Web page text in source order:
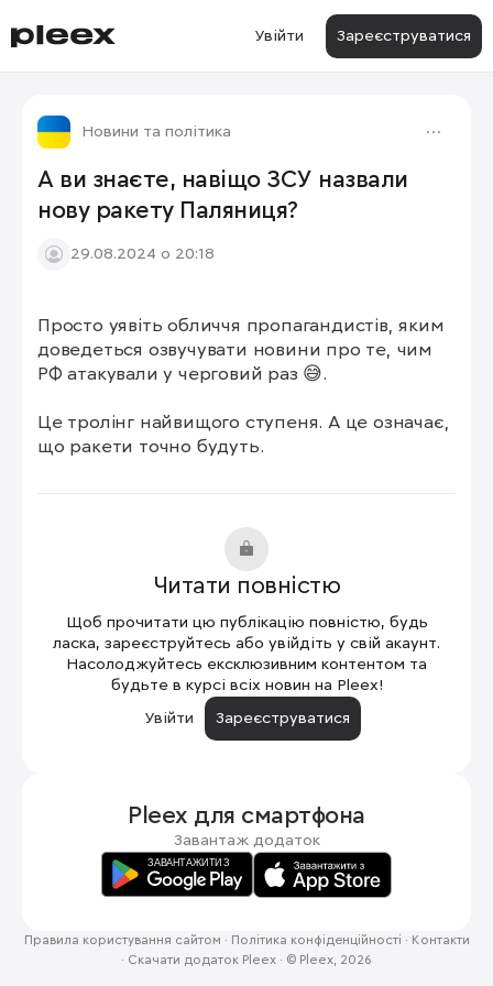
Увійти Зареєструватися
Новини та політика
А ви знаєте, навіщо ЗСУ назвали
нову ракету Паляниця?
29.08.2024 о 20:18
Просто уявіть обличчя пропагандистів, яким
доведеться озвучувати новини про те, чим
РФ атакували у черговий раз 😅.
Це тролінг найвищого ступеня. А це означає,
що ракети точно будуть.
Читати повністю
Щоб прочитати цю публікацію повністю, будь
ласка, зареєструйтесь або увійдіть у свій акаунт.
Насолоджуйтесь ексклюзивним контентом та
будьте в курсі всіх новин на Pleex!
Увійти
Зареєструватися
Pleex для смартфона
Завантаж додаток
Правила користування сайтом · Політика конфіденційності · Контакти
· Скачати додаток Pleex · © Pleex, 2026